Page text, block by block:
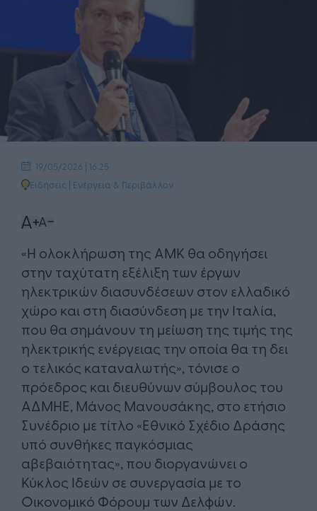
19/05/2026 | 16:25
Ειδήσεις | Ενέργεια & Περιβάλλον
«Η ολοκλήρωση της ΑΜΚ θα οδηγήσει
στην ταχύτατη εξέλιξη των έργων
ηλεκτρικών διασυνδέσεων στον ελλαδικό
χώρο και στη διασύνδεση με την Ιταλία,
που θα σημάνουν τη μείωση της τιμής της
ηλεκτρικής ενέργειας την οποία θα τη δει
ο τελικός καταναλωτής», τόνισε ο
πρόεδρος και διευθύνων σύμβουλος του
ΑΔΜΗΕ, Μάνος Μανουσάκης, στο ετήσιο
Συνέδριο με τίτλο «Εθνικό Σχέδιο Δράσης
υπό συνθήκες παγκόσμιας
αβεβαιότητας», που διοργανώνει ο
Κύκλος Ιδεών σε συνεργασία με το
Οικονομικό Φόρουμ των Δελφών.